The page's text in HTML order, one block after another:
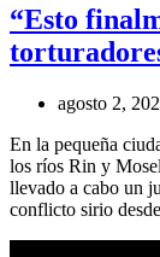
“Esto
agosto 2,
En la pequeña
los ríos Rin y
llevado a cabo un
conflicto sirio